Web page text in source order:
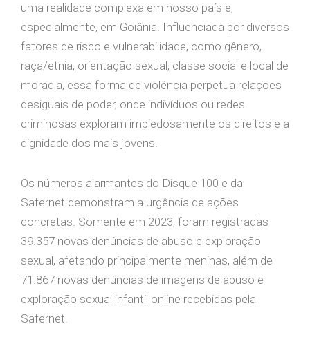
uma realidade complexa em nosso país e,
especialmente, em Goiânia. Influenciada por diversos
fatores de risco e vulnerabilidade, como gênero,
raça/etnia, orientação sexual, classe social e local de
moradia, essa forma de violência perpetua relações
desiguais de poder, onde indivíduos ou redes
criminosas exploram impiedosamente os direitos e a
dignidade dos mais jovens.
Os números alarmantes do Disque 100 e da
Safernet demonstram a urgência de ações
concretas. Somente em 2023, foram registradas
39.357 novas denúncias de abuso e exploração
sexual, afetando principalmente meninas, além de
71.867 novas denúncias de imagens de abuso e
exploração sexual infantil online recebidas pela
Safernet.